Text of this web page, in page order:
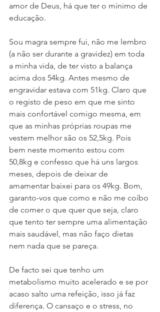
amor de Deus, há que ter o mínimo de
educação.
Sou magra sempre fui, não me lembro
(a não ser durante a gravidez) em toda
a minha vida, de ter visto a balança
acima dos 54kg. Antes mesmo de
engravidar estava com 51kg. Claro que
o registo de peso em que me sinto
mais confortável comigo mesma, em
que as minhas próprias roupas me
vestem melhor são os 52,5kg. Pois
bem neste momento estou com
50,8kg e confesso que há uns largos
meses, depois de deixar de
amamentar baixei para os 49kg. Bom,
garanto-vos que como e não me coíbo
de comer o que quer que seja, claro
que tento ter sempre uma alimentação
mais saudável, mas não faço dietas
nem nada que se pareça.
De facto sei que tenho um
metabolismo muito acelerado e se por
acaso salto uma refeição, isso já faz
diferença. O cansaço e o stress, no